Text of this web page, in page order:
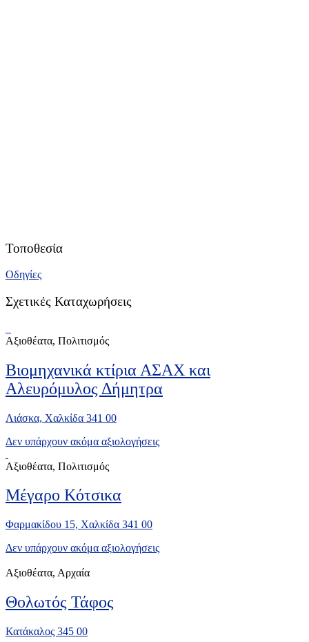
Τοποθεσία
Οδηγίες
Σχετικές Καταχωρήσεις
Αξιοθέατα, Πολιτισμός
Βιομηχανικά κτίρια ΑΣΑΧ και
Αλευρόμυλος Δήμητρα
Λιάσκα, Χαλκίδα 341 00
Δεν υπάρχουν ακόμα αξιολογήσεις
Αξιοθέατα, Πολιτισμός
Μέγαρο Κότσικα
Φαρμακίδου 15, Χαλκίδα 341 00
Δεν υπάρχουν ακόμα αξιολογήσεις
Αξιοθέατα, Αρχαία
Θολωτός Τάφος
Κατάκαλος 345 00